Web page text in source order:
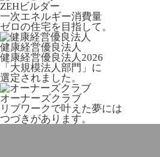
ZEHビルダー
一次エネルギー消費量
ゼロの住宅を目指して。
健康経営優良法人
健康経営優良法人2026
「大規模法人部門」に
選定されました。
オーナーズクラブ
リブワークで叶えた夢には
つづきがあります。